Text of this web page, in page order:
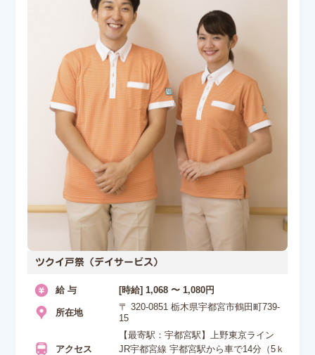
ツクイ戸祭（デイサービス）
給 与 [時給] 1,068 〜 1,080円
所在地
〒 320-0851 栃木県宇都宮市鶴田町739-
15
アクセス
【最寄駅：宇都宮駅】上野東京ライン
JR宇都宮線 宇都宮駅から車で14分（5ｋ